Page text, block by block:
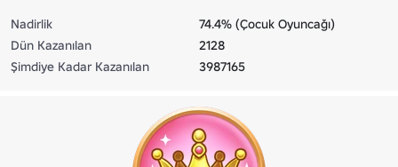
Nadirlik
74.4% (Çocuk Oyuncağı)
Dün Kazanılan
2128
Şimdiye Kadar Kazanılan
3987165